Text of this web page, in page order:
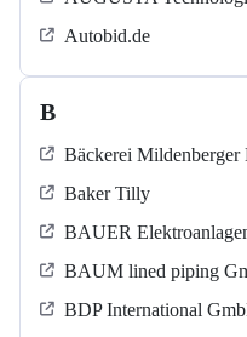
Autobid.de
B
Bäckerei Mildenberger
Baker Tilly
BAUER
BAUM lined piping
BDP International